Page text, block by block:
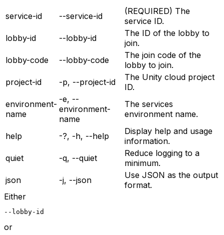
service-id --service-id
(REQUIRED) The
service ID.
lobby-id
--lobby-id
The ID of the lobby to
join.
lobby-code
--lobby-code
The join code of the
lobby to join.
project-id
-p, --project-id
The Unity cloud project
ID.
environment-
name
-e, --
environment-
name
The services
environment name.
help -?, -h, --help
Display help and usage
information.
quiet
-q, --quiet
Reduce logging to a
minimum.
json
-j, --json
Use JSON as the output
format.
Either
--lobby-id
or